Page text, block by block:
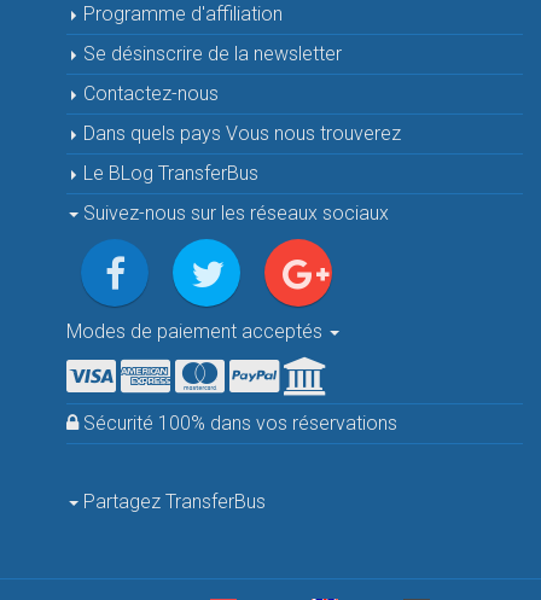
Programme d'affiliation
Se désinscrire de la newsletter
Contactez-nous
Dans quels pays Vous nous trouverez
Le BLog TransferBus
Suivez-nous sur les réseaux sociaux
Modes de paiement acceptés
Sécurité 100% dans vos réservations
Partagez TransferBus